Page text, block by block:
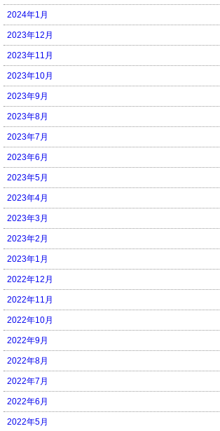
2024年1月
2023年12月
2023年11月
2023年10月
2023年9月
2023年8月
2023年7月
2023年6月
2023年5月
2023年4月
2023年3月
2023年2月
2023年1月
2022年12月
2022年11月
2022年10月
2022年9月
2022年8月
2022年7月
2022年6月
2022年5月